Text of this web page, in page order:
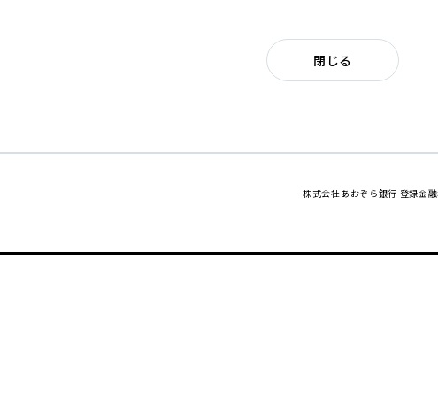
閉じる
株式会社あおぞら銀行 登録金